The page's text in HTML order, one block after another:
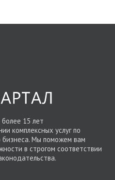
15 лет
комплексных услуг по
бизнеса. Мы поможем вам
в строгом соответствии